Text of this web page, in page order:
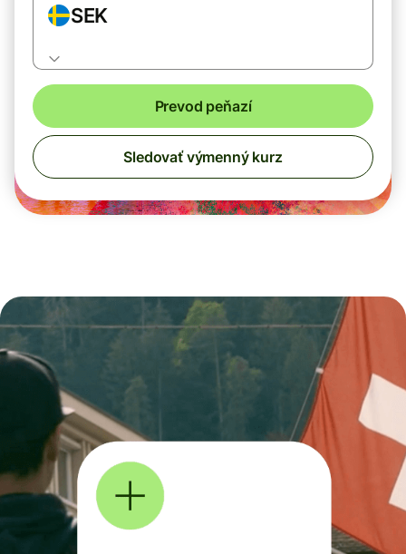
SEK
Prevod peňazí
Sledovať výmenný kurz